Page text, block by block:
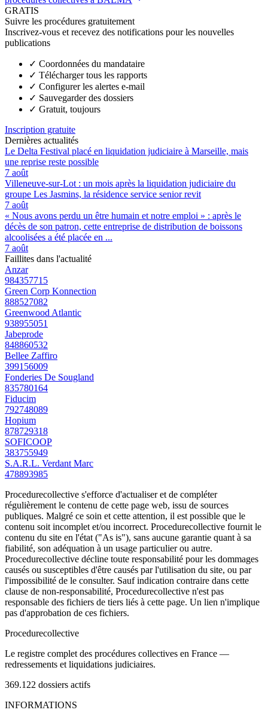
GRATIS
Suivre les procédures gratuitement
Inscrivez-vous et recevez des notifications pour les nouvelles
publications
✓ Coordonnées du mandataire
✓ Télécharger tous les rapports
✓ Configurer les alertes e-mail
✓ Sauvegarder des dossiers
✓ Gratuit, toujours
Inscription gratuite
Dernières actualités
Le Delta Festival placé en liquidation judiciaire à Marseille, mais
une reprise reste possible
7 août
Villeneuve-sur-Lot : un mois après la liquidation judiciaire du
groupe Les Jasmins, la résidence service senior revit
7 août
« Nous avons perdu un être humain et notre emploi » : après le
décès de son patron, cette entreprise de distribution de boissons
alcoolisées a été placée en ...
7 août
Faillites dans l'actualité
Anzar
984357715
Green Corp Konnection
888527082
Greenwood Atlantic
938955051
Jabeprode
848860532
Bellee Zaffiro
399156009
Fonderies De Sougland
835780164
Fiducim
792748089
Hopium
878729318
SOFICOOP
383755949
S.A.R.L. Verdant Marc
478893985
Procedurecollective s'efforce d'actualiser et de compléter
régulièrement le contenu de cette page web, issu de sources
publiques. Malgré ce soin et cette attention, il est possible que le
contenu soit incomplet et/ou incorrect. Procedurecollective fournit le
contenu du site en l'état ("As is"), sans aucune garantie quant à sa
fiabilité, son adéquation à un usage particulier ou autre.
Procedurecollective décline toute responsabilité pour les dommages
causés ou susceptibles d'être causés par l'utilisation du site, ou par
l'impossibilité de le consulter. Sauf indication contraire dans cette
clause de non-responsabilité, Procedurecollective n'est pas
responsable des fichiers de tiers liés à cette page. Un lien n'implique
pas d'approbation de ces fichiers.
Procedurecollective
Le registre complet des procédures collectives en France —
redressements et liquidations judiciaires.
369.122 dossiers actifs
INFORMATIONS